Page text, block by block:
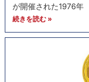
が開催された1976年
続きを読む »